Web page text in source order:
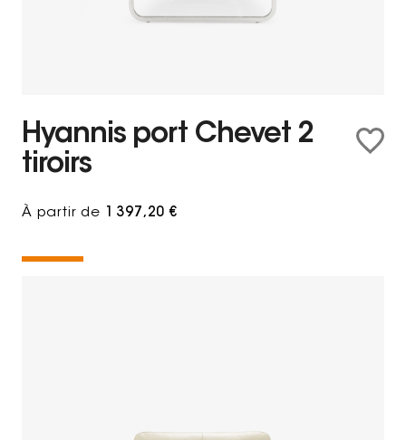
Hyannis port Chevet 2
tiroirs
À partir de 1 397,20 €